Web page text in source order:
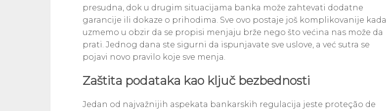
presudna, dok u drugim situacijama banka može zahtevati dodatne
garancije ili dokaze o prihodima. Sve ovo postaje još komplikovanije kada
uzmemo u obzir da se propisi menjaju brže nego što većina nas može da
prati. Jednog dana ste sigurni da ispunjavate sve uslove, a već sutra se
pojavi novo pravilo koje sve menja.
Zaštita podataka kao ključ bezbednosti
Jedan od najvažnijih aspekata bankarskih regulacija jeste proteção de